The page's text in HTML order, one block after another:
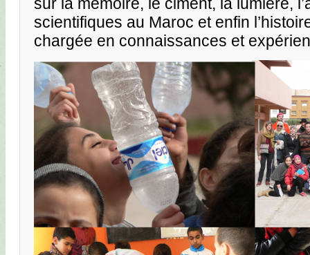
sur la mémoire, le ciment, la lumière,
scientifiques au Maroc et enfin
chargée en connaissances et